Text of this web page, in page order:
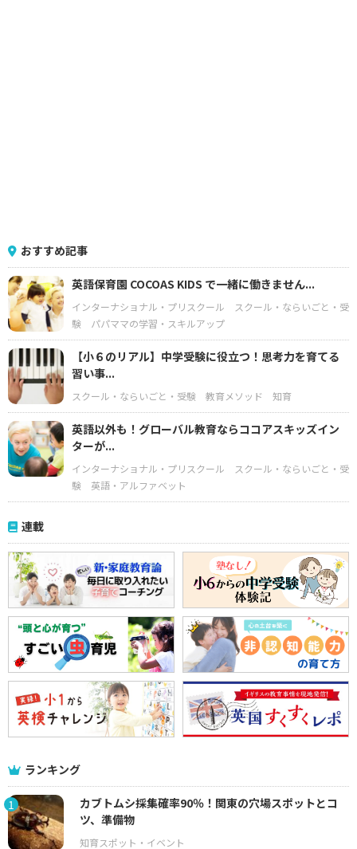
おすすめ記事
英語保育園 COCOAS KIDS で一緒に働きません...
インターナショナル・プリスクール
スクール・ならいごと・受
験
パパママの学習・スキルアップ
【小６のリアル】中学受験に役立つ！思考力を育てる
習い事...
スクール・ならいごと・受験 教育メソッド 知育
英語以外も！グローバル教育ならココアスキッズイン
ターが...
インターナショナル・プリスクール
スクール・ならいごと・受
験
英語・アルファベット
連載
ランキング
1
カブトムシ採集確率90％！関東の穴場スポットとコ
ツ、準備物